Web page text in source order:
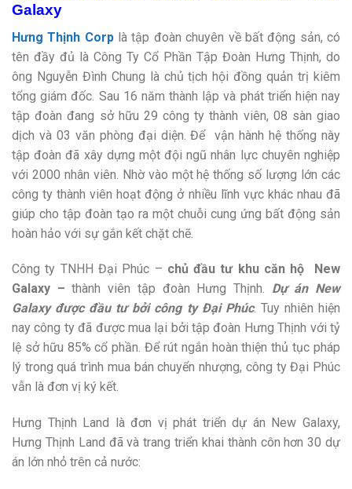
Galaxy
Hưng Thịnh Corplà tập đoàn chuyên về bất động sản, có
tên đầy đủ là Công Ty Cổ Phần Tập Đoàn Hưng Thịnh, do
ông Nguyễn Đình Chung là chủ tịch hội đồng quản trị kiêm
tổng giám đốc. Sau 16 năm thành lập và phát triển hiện nay
tập đoàn đang sở hữu 29 công ty thành viên, 08 sàn giao
dịch và 03 văn phòng đại diện. Để vận hành hệ thống này
tập đoàn đã xây dựng một đội ngũ nhân lực chuyên nghiệp
với 2000 nhân viên. Nhờ vào một hệ thống số lượng lớn các
công ty thành viên hoạt động ở nhiều lĩnh vực khác nhau đã
giúp cho tập đoàn tạo ra một chuỗi cung ứng bất động sản
hoàn hảo với sự gắn kết chặt chẽ.
Công ty TNHH Đại Phúc – chủ đầu tư khu căn hộ New
Galaxy –thành viên tập đoàn Hưng Thịnh. Dự án New
Galaxy được đầu tư bởi công ty Đại Phúc. Tuy nhiên hiện
nay công ty đã được mua lại bởi tập đoàn Hưng Thịnh với tỷ
lệ sở hữu 85% cổ phần. Để rút ngắn hoàn thiện thủ tục pháp
lý trong quá trình mua bán chuyển nhượng, công ty Đại Phúc
vẫn là đơn vị ký kết.
Hưng Thịnh Land là đơn vị phát triển dự án New Galaxy,
Hưng Thịnh Land đã và trang triển khai thành côn hơn 30 dự
án lớn nhỏ trên cả nước: